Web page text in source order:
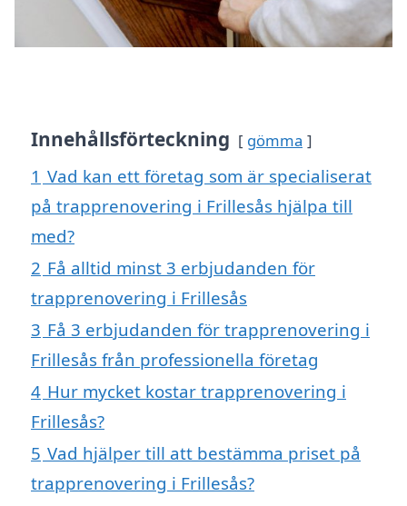
Innehållsförteckning gömma
1 Vad kan ett företag som är specialiserat
på trapprenovering i Frillesås hjälpa till
med?
2 Få alltid minst 3 erbjudanden för
trapprenovering i Frillesås
3 Få 3 erbjudanden för trapprenovering i
Frillesås från professionella företag
4 Hur mycket kostar trapprenovering i
Frillesås?
5 Vad hjälper till att bestämma priset på
trapprenovering i Frillesås?